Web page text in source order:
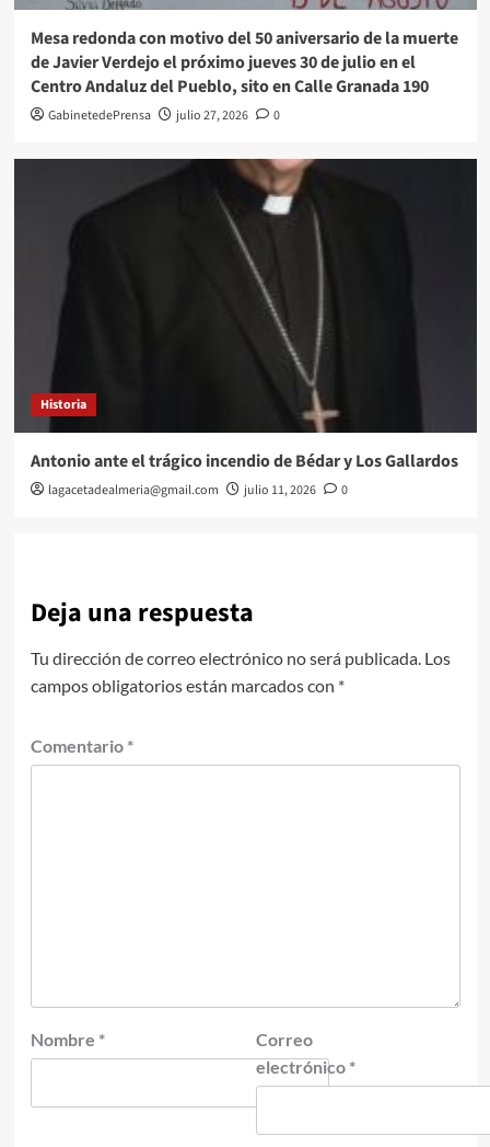
Mesa redonda con motivo del 50 aniversario de la muerte
de Javier Verdejo el próximo jueves 30 de julio en el
Centro Andaluz del Pueblo, sito en Calle Granada 190
GabinetedePrensa julio 27, 2026 0
Historia
Antonio ante el trágico incendio de Bédar y Los Gallardos
lagacetadealmeria@gmail.com julio 11, 2026 0
Deja una respuesta
Tu dirección de correo electrónico no será publicada. Los
campos obligatorios están marcados con *
Comentario *
Nombre *
Correo
electrónico *